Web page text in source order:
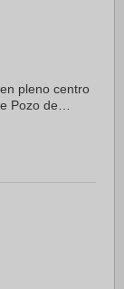
pleno centro
Pozo de